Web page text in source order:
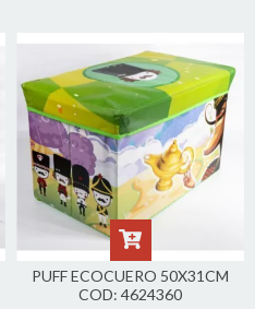
PUFF ECOCUERO 50X31CM
COD: 4624360